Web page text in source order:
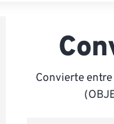
Convierte